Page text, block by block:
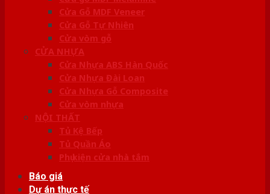
Cửa Gỗ MDF Veneer
Cửa Gỗ Tự Nhiên
Cửa vòm gỗ
CỬA NHỰA
Cửa Nhựa ABS Hàn Quốc
Cửa Nhựa Đài Loan
Cửa Nhựa Gỗ Composite
Cửa vòm nhựa
NỘI THẤT
Tủ Kệ Bếp
Tủ Quần Áo
Phụ kiện cửa nhà tắm
Báo giá
Dự án thực tế